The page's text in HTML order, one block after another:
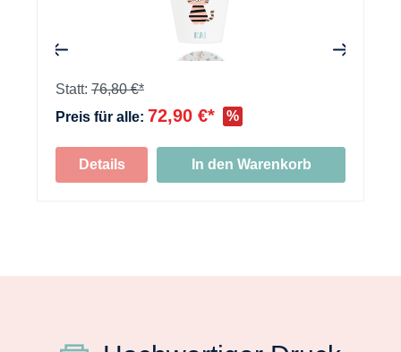
Statt: 76,80 €*
Preis für alle: 72,90 €* %
Details In den Warenkorb